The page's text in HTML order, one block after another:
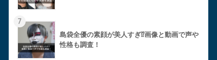
7
島袋全優の素顔が美人すぎ⁉︎画像と動画で声や
性格も調査！